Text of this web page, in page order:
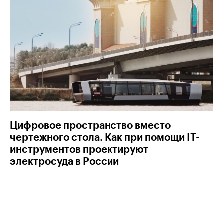
Цифровое пространство вместо
чертежного стола. Как при помощи IT-
инструментов проектируют
электросуда в России